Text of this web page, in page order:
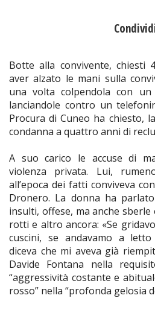
Botte alla convivente, chiesti
aver alzato le mani sulla
una volta colpendola con un
lanciandole contro un
Procura di Cuneo ha chiesto,
condanna a quattro anni di
A suo carico le accuse di
violenza privata. Lui,
all’epoca dei fatti conviveva
Dronero. La donna ha
insulti, offese, ma anche
rotti e altro ancora: «Se
cuscini, se andavamo a
diceva che mi aveva già
Davide Fontana nella
“aggressività costante e
rosso” nella “profonda gelosia